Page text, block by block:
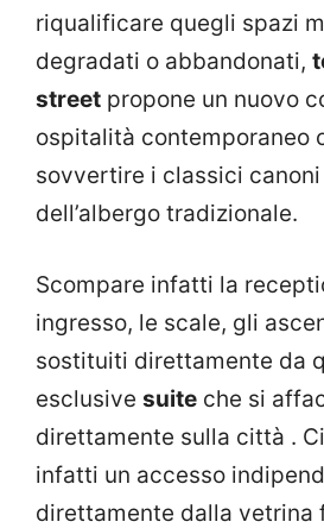
riqualificare quegli spazi
degradati o abbandonati,
street propone un nuovo
ospitalità contemporaneo
sovvertire i classici
dell’albergo tradizionale.
Scompare infatti la
ingresso, le scale, gli
sostituiti direttamente da
esclusive suite che si
direttamente sulla città .
infatti un accesso
direttamente dalla vetrina